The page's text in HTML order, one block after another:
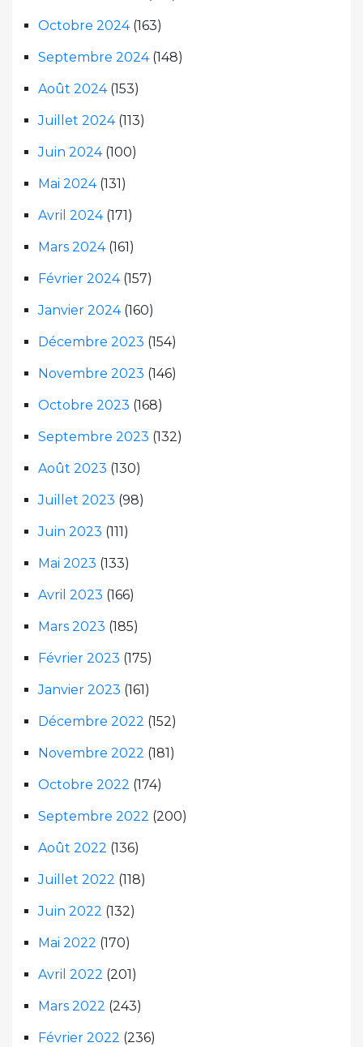
Octobre 2024(163)
Septembre 2024(148)
Août 2024(153)
Juillet 2024(113)
Juin 2024(100)
Mai 2024(131)
Avril 2024(171)
Mars 2024(161)
Février 2024(157)
Janvier 2024(160)
Décembre 2023 (154)
Novembre 2023 (146)
Octobre 2023 (168)
Septembre 2023 (132)
Août 2023 (130)
Juillet 2023 (98)
Juin 2023 (111)
Mai 2023 (133)
Avril 2023 (166)
Mars 2023 (185)
Février 2023 (175)
Janvier 2023 (161)
Décembre 2022 (152)
Novembre 2022 (181)
Octobre 2022 (174)
Septembre 2022 (200)
Août 2022 (136)
Juillet 2022 (118)
Juin 2022 (132)
Mai 2022 (170)
Avril 2022 (201)
Mars 2022 (243)
Février 2022 (236)